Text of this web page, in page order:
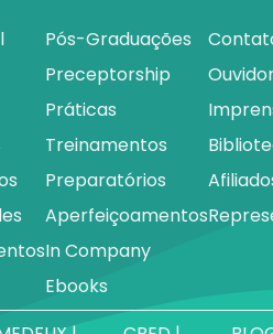
Pós-Graduações
Preceptorship
Práticas
Treinamentos
Preparatórios
Aperfeiçoamentos
In Company
Ebooks